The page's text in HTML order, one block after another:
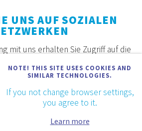
NOTE! THIS SITE USES COOKIES AND
SIMILAR TECHNOLOGIES.
If you not change browser settings,
you agree to it.
Learn more
UNS AUF SOZIALEN
mit uns erhalten Sie Zugriff auf die
Angebote und Neuigkeiten.